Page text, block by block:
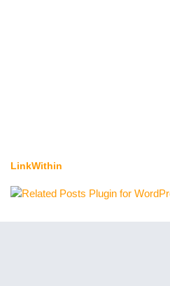
LinkWithin